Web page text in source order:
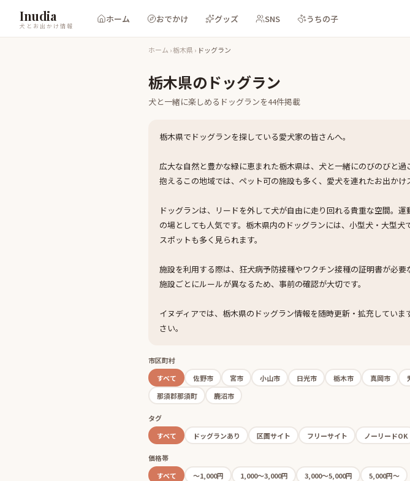
Inudia
犬とお出かけ情報
ホーム おでかけ グッズ SNS うちの子
ホーム ›栃木県› ドッグラン
栃木県の ドッグラン
犬と一緒に楽しめる ドッグランを44件掲載
栃木県でドッグランを探している愛犬家の皆さんへ。
広大な自然と豊かな緑に恵まれた栃木県は、犬と一緒にのびのびと
抱えるこの地域では、ペット可の施設も多く、愛犬を連れたお出かけ
ドッグランは、リードを外して犬が自由に走り回れる貴重な空間。
の場としても人気です。栃木県内のドッグランには、小型犬・大型
スポットも多く見られます。
施設を利用する際は、狂犬病予防接種やワクチン接種の証明書が必
施設ごとにルールが異なるため、事前の確認が大切です。
イヌディアでは、栃木県のドッグラン情報を随時更新・拡充してい
さい。
市区町村
すべて
佐野市 宮市 小山市 日光市 栃木市 真岡市
那須郡那須町
鹿沼市
タグ
すべて
ドッグランあり 区画サイト フリーサイト ノーリードOK
価格帯
すべて
〜1,000円 1,000〜3,000円 3,000〜5,000円 5,000円〜